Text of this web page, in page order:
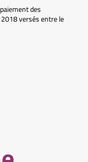
paiement des
versés entre le